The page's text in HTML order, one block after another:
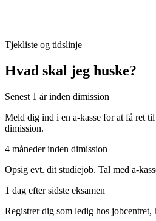
Tjekliste og tidslinje
Hvad skal jeg huske?
Senest 1 år inden dimission
Meld dig ind i en a-kasse for at få ret
dimission.
4 måneder inden dimission
Opsig evt. dit studiejob. Tal med a-
1 dag efter sidste eksamen
Registrer dig som ledig hos